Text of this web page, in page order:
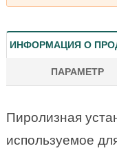
ИНФОРМАЦИЯ О
ПАРАМЕТР
Пиролизная
используемое